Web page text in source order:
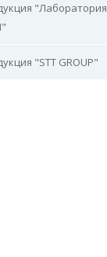
"Лаборатория
"STT GROUP"